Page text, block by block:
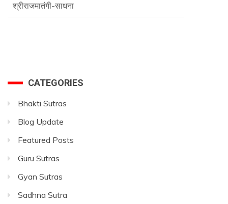
Advance SriVidya Essential Course
CATEGORIES
Bhakti Sutras
Blog Update
Featured Posts
Guru Sutras
Gyan Sutras
Sadhna Sutra